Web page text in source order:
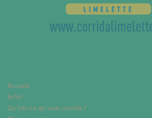
Accueil
Infos
Qu’est-ce qu’une corrida ?